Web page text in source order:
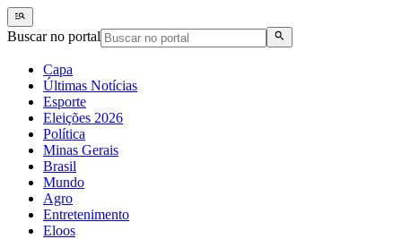
Buscar no portal
Capa
Últimas Notícias
Esporte
Eleições 2026
Política
Minas Gerais
Brasil
Mundo
Agro
Entretenimento
Eloos